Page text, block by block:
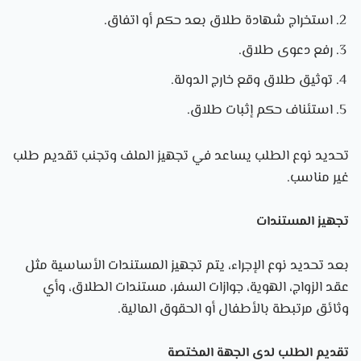
استخراج شهادة طلاق بعد حكم أو اتفاق.
رفع دعوى طلاق.
توثيق طلاق وقع خارج الدولة.
استئناف حكم إثبات طلاق.
تحديد نوع الطلب يساعد في تجهيز الملف وتجنب تقديم طلب
غير مناسب.
تجهيز المستندات
بعد تحديد نوع الإجراء، يتم تجهيز المستندات الأساسية مثل
عقد الزواج، الهوية، جوازات السفر، مستندات الطلاق، وأي
وثائق مرتبطة بالأطفال أو الحقوق المالية.
تقديم الطلب لدى الجهة المختصة